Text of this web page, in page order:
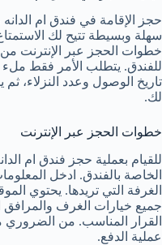
حجز الإقامة في فندق ام
سهلة وبسيطة تتيح لك
خطوات الحجز عبر الإنترنت
للفندق. يتطلب الأمر فقط
تاريخ الوصول وعدد النزلاء، ثم
لك.
خطوات الحجز عبر الإنترنت
للقيام بعملية حجز فندق ام
الخاصة بالفندق. ادخل
الغرفة التي تريدها. يحتوي
جميع خيارات الغرف والمرافق
القرار المناسب. من الضروري
عملية الدفع.